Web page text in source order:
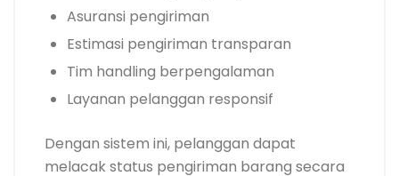
Asuransi pengiriman
Estimasi pengiriman transparan
Tim handling berpengalaman
Layanan pelanggan responsif
Dengan sistem ini, pelanggan dapat
melacak status pengiriman barang secara